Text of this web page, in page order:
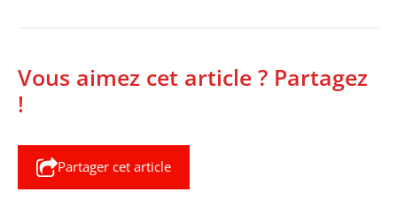
Vous aimez cet article ? Partagez
!
Partager cet article